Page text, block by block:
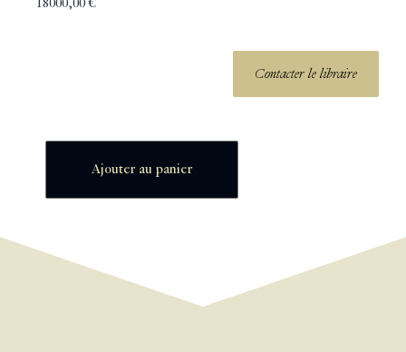
18000,00€
Contacter le libraire
Ajouter au panier